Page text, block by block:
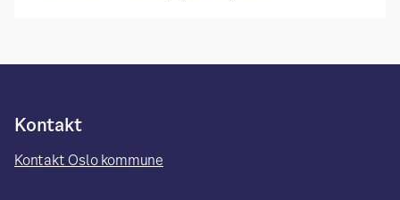
Kontakt
Kontakt Oslo kommune